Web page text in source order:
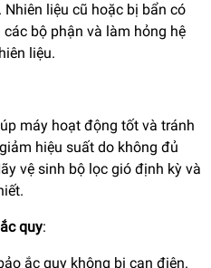
Nhiên liệu cũ hoặc bị bẩn có
bộ phận và làm hỏng hệ
liệu.
máy hoạt động tốt và tránh
hiệu suất do không đủ
vệ sinh bộ lọc gió định kỳ và
quy:
ắc quy không bị cạn điện.